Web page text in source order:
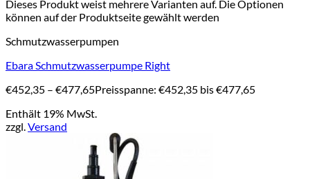
Dieses Produkt weist mehrere Varianten auf. Die Optionen
können auf der Produktseite gewählt werden
Schmutzwasserpumpen
Ebara Schmutzwasserpumpe Right
€452,35 – €477,65Preisspanne: €452,35 bis €477,65
Enthält 19% MwSt.
zzgl.Versand